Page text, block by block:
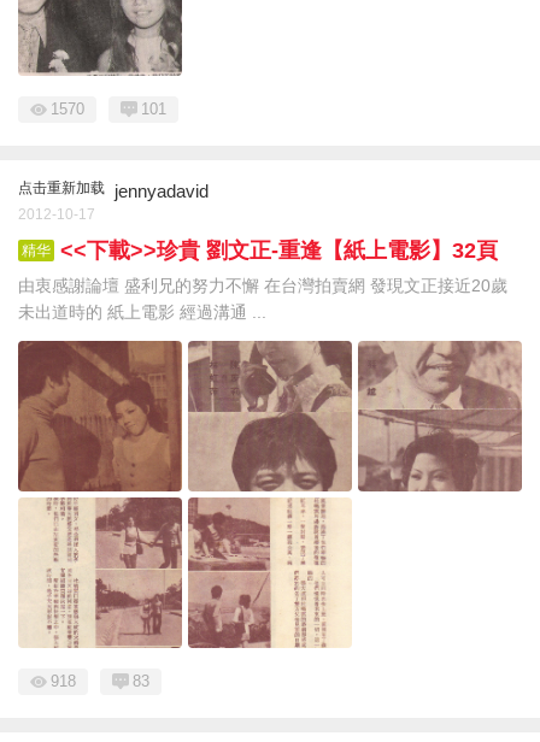
1570 101
点击重新加载 jennyadavid
2012-10-17
精华 <<下載>>珍貴 劉文正-重逢【紙上電影】32頁
由衷感謝論壇 盛利兄的努力不懈 在台灣拍賣網 發現文正接近20歲
未出道時的 紙上電影 經過溝通 ...
918 83